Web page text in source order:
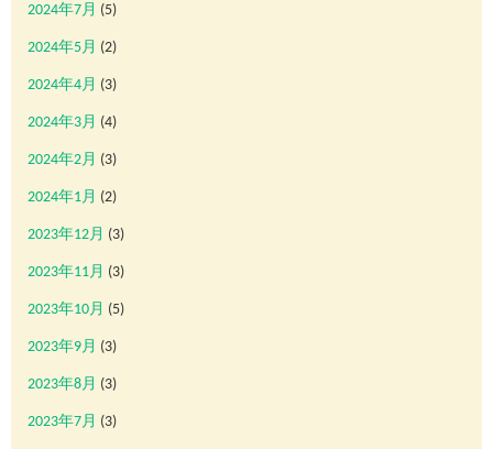
2024年7月 (5)
2024年5月 (2)
2024年4月 (3)
2024年3月 (4)
2024年2月 (3)
2024年1月 (2)
2023年12月 (3)
2023年11月 (3)
2023年10月 (5)
2023年9月 (3)
2023年8月 (3)
2023年7月 (3)